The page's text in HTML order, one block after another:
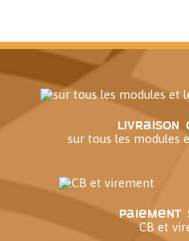
Livraison
sur tous les modules
Paiement
CB et